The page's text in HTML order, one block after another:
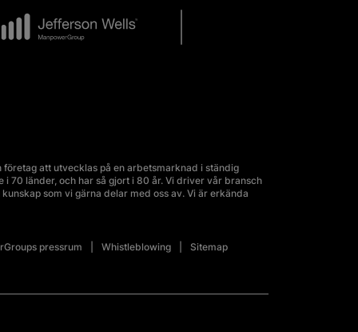
att utvecklas på en arbetsmarknad i ständig
70 länder, och har så gjort i 80 år. Vi driver vår bransch
som vi gärna delar med oss av. Vi är erkända
pressrum Whistleblowing Sitemap